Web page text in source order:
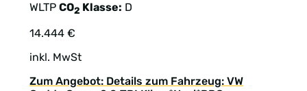
WLTP CO2 Klasse: D
14.444 €
inkl. MwSt
Zum Angebot: Details zum Fahrzeug: VW